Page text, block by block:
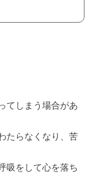
てしまう場合があ
たらなくなり、苦
吸をして心を落ち